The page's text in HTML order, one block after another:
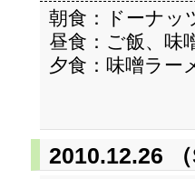
朝食：ドーナッ
昼食：ご飯、味
夕食：味噌ラー
2010.12.26 （